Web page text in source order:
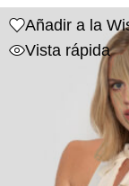
Añadir a la
Vista rápida